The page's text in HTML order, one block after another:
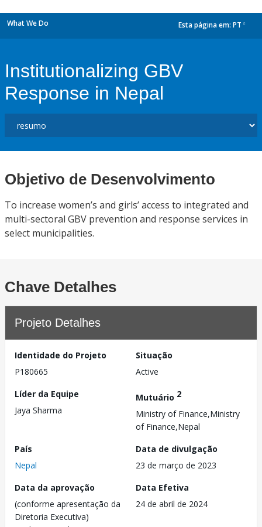
What We Do Esta página em: PT
Institutionalizing GBV
Response in Nepal
Objetivo de Desenvolvimento
To increase women’s and girls’ access to integrated and
multi-sectoral GBV prevention and response services in
select municipalities.
Chave Detalhes
Projeto Detalhes
Identidade do Projeto
P180665
Situação
Active
Líder da Equipe
Jaya Sharma
Mutuário 2
Ministry of Finance,Ministry
of Finance,Nepal
País
Nepal
Data de divulgação
23 de março de 2023
Data da aprovação
(conforme apresentação da
Diretoria Executiva)
Data Efetiva
24 de abril de 2024